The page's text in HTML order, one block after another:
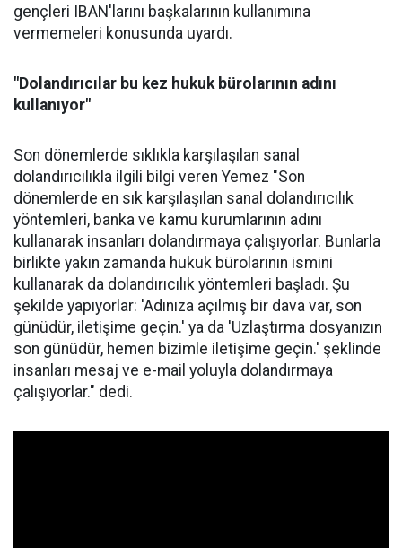
gençleri IBAN'larını başkalarının kullanımına
vermemeleri konusunda uyardı.
"Dolandırıcılar bu kez hukuk bürolarının adını
kullanıyor"
Son dönemlerde sıklıkla karşılaşılan sanal
dolandırıcılıkla ilgili bilgi veren Yemez "Son
dönemlerde en sık karşılaşılan sanal dolandırıcılık
yöntemleri, banka ve kamu kurumlarının adını
kullanarak insanları dolandırmaya çalışıyorlar. Bunlarla
birlikte yakın zamanda hukuk bürolarının ismini
kullanarak da dolandırıcılık yöntemleri başladı. Şu
şekilde yapıyorlar: 'Adınıza açılmış bir dava var, son
günüdür, iletişime geçin.' ya da 'Uzlaştırma dosyanızın
son günüdür, hemen bizimle iletişime geçin.' şeklinde
insanları mesaj ve e-mail yoluyla dolandırmaya
çalışıyorlar." dedi.